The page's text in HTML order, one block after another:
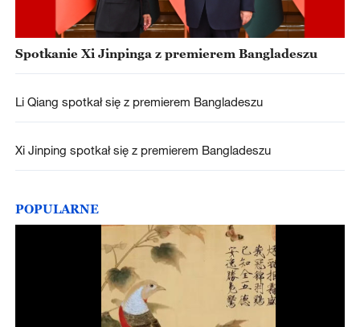
Spotkanie Xi Jinpinga z premierem Bangladeszu
Li Qiang spotkał się z premierem Bangladeszu
Xi Jinping spotkał się z premierem Bangladeszu
POPULARNE